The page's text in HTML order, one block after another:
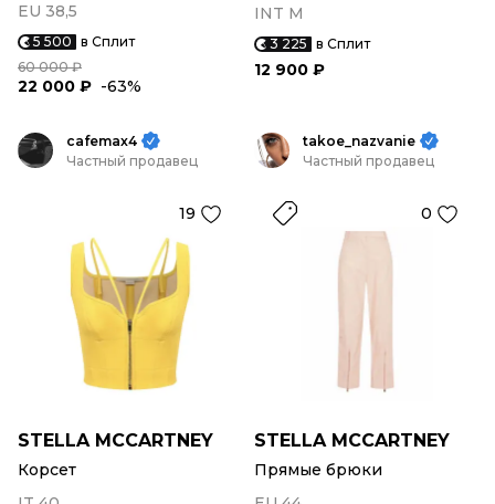
EU 38,5
5 500 в Сплит
60 000 ₽
22 000 ₽ -63%
INT M
3 225 в Сплит
12 900 ₽
cafemax4
Частный продавец
19
STELLA MCCARTNEY
Корсет
takoe_nazvanie
Частный продавец
0
STELLA MCCARTNEY
Прямые брюки